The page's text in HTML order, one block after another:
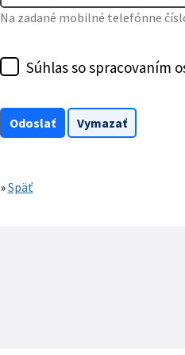
Na zadané mobilné telefónne
Súhlas so spracovaním
»Späť